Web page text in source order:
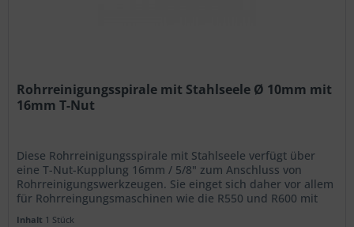
Rohrreinigungsspirale mit Stahlseele Ø 10mm mit
16mm T-Nut
Diese Rohrreinigungsspirale mit Stahlseele verfügt über
eine T-Nut-Kupplung 16mm / 5/8" zum Anschluss von
Rohrreinigungswerkzeugen. Sie einget sich daher vor allem
für Rohrreingungsmaschinen wie die R550 und R600 mit
Inhalt 1 Stück